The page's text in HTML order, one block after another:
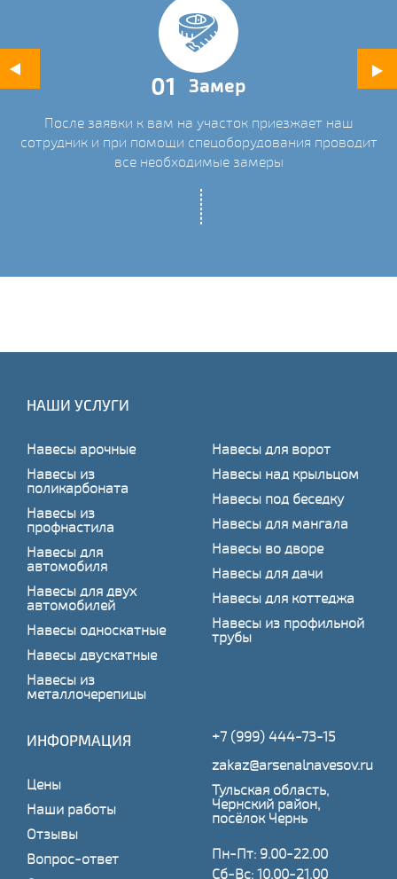
01 Замер
После заявки к вам на участок приезжает наш
сотрудник и при помощи спецоборудования проводит
все необходимые замеры
НАШИ УСЛУГИ
Навесы арочные
Навесы из
поликарбоната
Навесы из
профнастила
Навесы для
автомобиля
Навесы для двух
автомобилей
Навесы односкатные
Навесы двускатные
Навесы из
металлочерепицы
Навесы для ворот
Навесы над крыльцом
Навесы под беседку
Навесы для мангала
Навесы во дворе
Навесы для дачи
Навесы для коттеджа
Навесы из профильной
трубы
ИНФОРМАЦИЯ
Цены
Наши работы
Отзывы
Вопрос-ответ
+7 (999) 444-73-15
zakaz@arsenalnavesov.ru
Тульская область,
Чернский район,
посёлок Чернь
Пн-Пт: 9.00-22.00
Сб-Вс: 10.00-21.00